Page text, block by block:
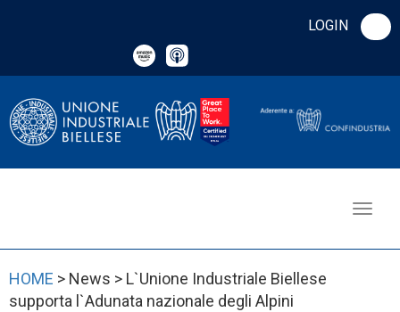
LOGIN
HOME > News > L`Unione Industriale Biellese
supporta l`Adunata nazionale degli Alpini